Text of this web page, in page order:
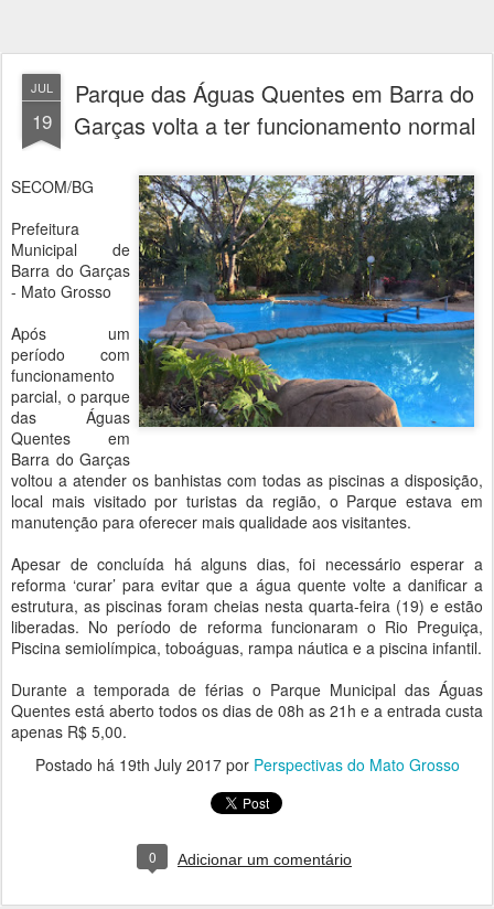
JUL
19
Parque das Águas Quentes em Barra do
Garças volta a ter funcionamento normal
SECOM/BG
Prefeitura
Municipal de
Barra do Garças
- Mato Grosso
Após um
período com
funcionamento
parcial, o parque
das Águas
Quentes em
Barra do Garças
voltou a atender os banhistas com todas as piscinas a disposição,
local mais visitado por turistas da região, o Parque estava em
manutenção para oferecer mais qualidade aos visitantes.
Apesar de concluída há alguns dias, foi necessário esperar a
reforma ‘curar’ para evitar que a água quente volte a danificar a
estrutura, as piscinas foram cheias nesta quarta-feira (19) e estão
liberadas. No período de reforma funcionaram o Rio Preguiça,
Piscina semiolímpica, toboáguas, rampa náutica e a piscina infantil.
Durante a temporada de férias o Parque Municipal das Águas
Quentes está aberto todos os dias de 08h as 21h e a entrada custa
apenas R$ 5,00.
Postado há 19th July 2017por Perspectivas do Mato Grosso
0 Adicionar um comentário